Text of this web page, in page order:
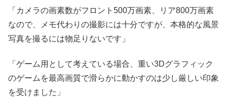
「カメラの画素数がフロント500万画素、リア800万画素
なので、メモ代わりの撮影には十分ですが、本格的な風景
写真を撮るには物足りないです」
「ゲーム用として考えている場合、重い3Dグラフィック
のゲームを最高画質で滑らかに動かすのは少し厳しい印象
を受けました」